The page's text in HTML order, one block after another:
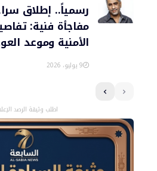
رسمياً.. إطلاق
مفاجأة فنية:
الأمنية وموعد
9 يوليو، 2026
اطلب وثيقة الرصد